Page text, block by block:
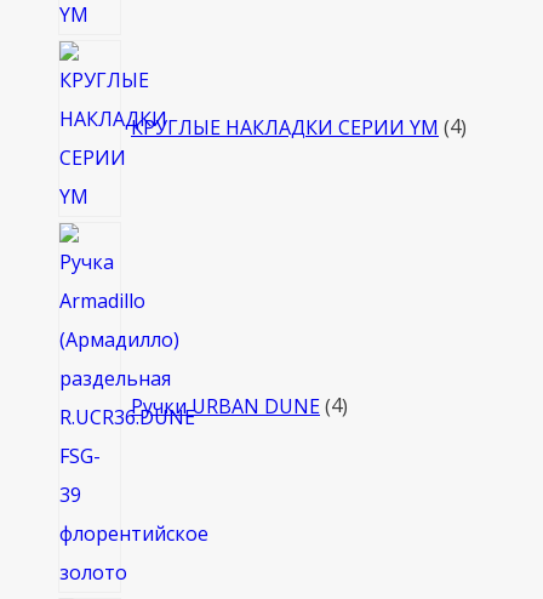
КРУГЛЫЕ НАКЛАДКИ СЕРИИ YM 4
Ручки URBAN DUNE 4